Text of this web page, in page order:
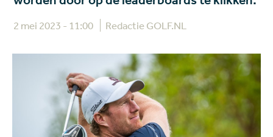
2 mei 2023 - 11:00 Redactie GOLF.NL